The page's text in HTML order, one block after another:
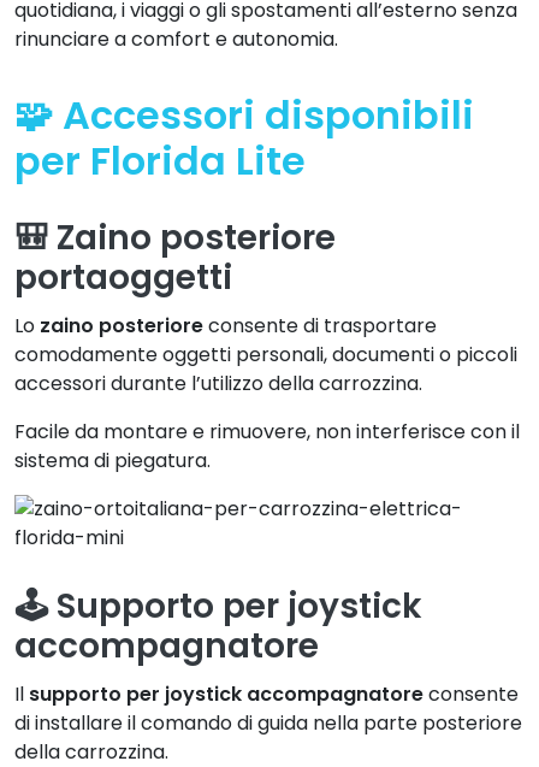
quotidiana, i viaggi o gli spostamenti all’esterno senza
rinunciare a comfort e autonomia.
🧩 Accessori disponibili
per Florida Lite
🎒 Zaino posteriore
portaoggetti
Lo zaino posterioreconsente di trasportare
comodamente oggetti personali, documenti o piccoli
accessori durante l’utilizzo della carrozzina.
Facile da montare e rimuovere, non interferisce con il
sistema di piegatura.
🕹️ Supporto per joystick
accompagnatore
Il supporto per joystick accompagnatoreconsente
di installare il comando di guida nella parte posteriore
della carrozzina.